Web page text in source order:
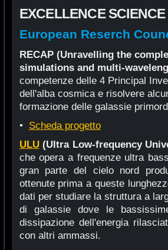
EXCELLENCE SCIENCE
European Reserch
RECAP (Unravelling the
simulations and multi-
competenze delle 4 Principal
dell'alba cosmica e risolvere
formazione delle galassie
• Scheda progetto
ULU(Ultra Low-frequency
che opera a frequenze ultra
gran parte del cielo nord
ottenute prima a queste
dati per studiare la struttura a
di galassie dove le
dissipazione dell'energia
con altri ammassi.